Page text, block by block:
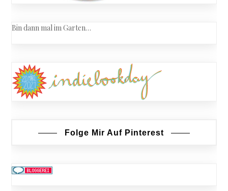
Bin dann mal im Garten…
Folge Mir Auf Pinterest